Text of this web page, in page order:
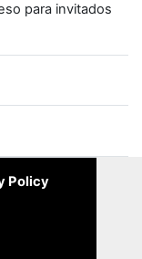
para invitados
Policy